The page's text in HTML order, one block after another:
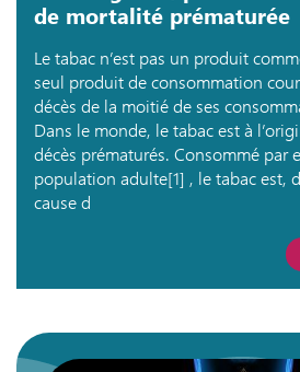
de mortalité prématurée
Le tabac n’est pas un produit
seul produit de consommation
décès de la moitié de ses
Dans le monde, le tabac est à
décès prématurés. Consommé par
population adulte[1] , le tabac est,
cause d